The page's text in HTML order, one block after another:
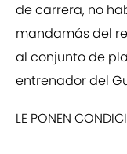
de carrera, no
mandamás del
al conjunto de
entrenador del
LE PONEN